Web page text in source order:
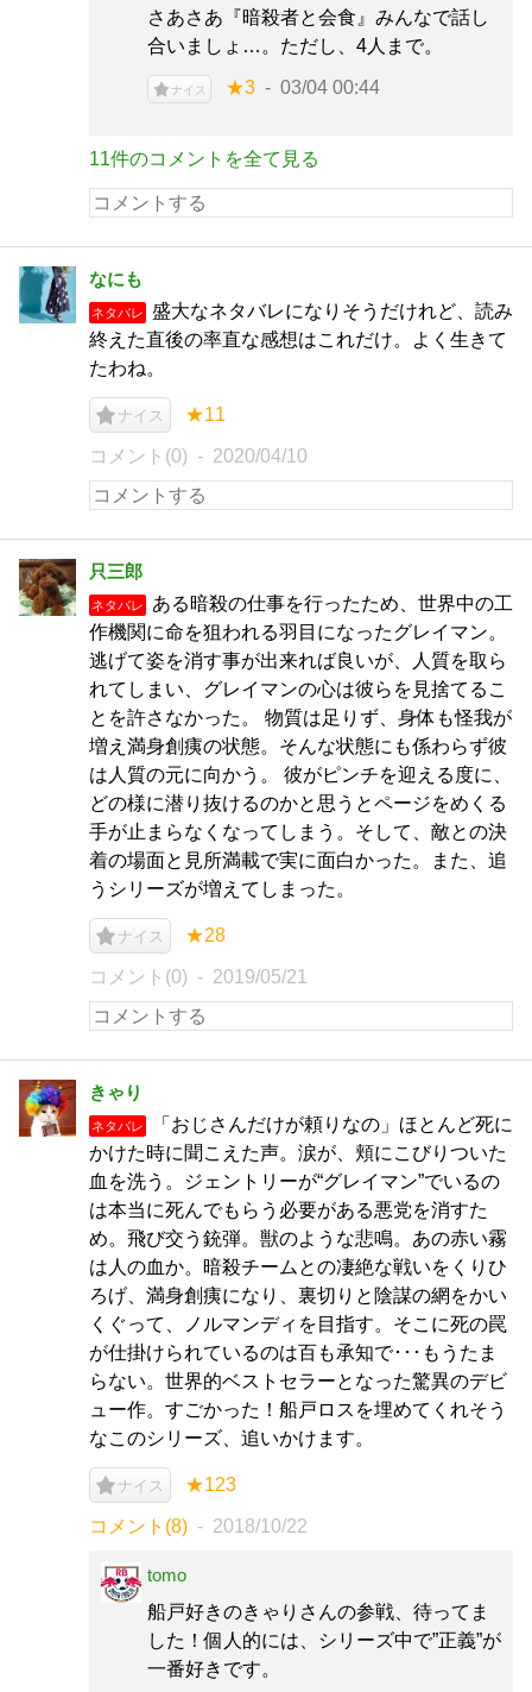
さあさあ『暗殺者と会食』みんなで話し
合いましょ…。ただし、4人まで。
ナイス ★3 03/04 00:44
11件のコメントを全て見る
なにも
ネタバレ
盛大なネタバレになりそうだけれど、読み
終えた直後の率直な感想はこれだけ。よく生きて
たわね。
ナイス ★11
コメント(0) 2020/04/10
只三郎
ネタバレ
ある暗殺の仕事を行ったため、世界中の工
作機関に命を狙われる羽目になったグレイマン。
逃げて姿を消す事が出来れば良いが、人質を取ら
れてしまい、グレイマンの心は彼らを見捨てるこ
とを許さなかった。 物質は足りず、身体も怪我が
増え満身創痍の状態。そんな状態にも係わらず彼
は人質の元に向かう。 彼がピンチを迎える度に、
どの様に潜り抜けるのかと思うとページをめくる
手が止まらなくなってしまう。そして、敵との決
着の場面と見所満載で実に面白かった。また、追
うシリーズが増えてしまった。
ナイス ★28
コメント(0) 2019/05/21
きゃり
ネタバレ
「おじさんだけが頼りなの」ほとんど死に
かけた時に聞こえた声。涙が、頬にこびりついた
血を洗う。ジェントリーが“グレイマン”でいるの
は本当に死んでもらう必要がある悪党を消すた
め。飛び交う銃弾。獣のような悲鳴。あの赤い霧
は人の血か。暗殺チームとの凄絶な戦いをくりひ
ろげ、満身創痍になり、裏切りと陰謀の網をかい
くぐって、ノルマンディを目指す。そこに死の罠
が仕掛けられているのは百も承知で･･･もうたま
らない。世界的ベストセラーとなった驚異のデビ
ュー作。すごかった！船戸ロスを埋めてくれそう
なこのシリーズ、追いかけます。
ナイス ★123
コメント(8) 2018/10/22
tomo
船戸好きのきゃりさんの参戦、待ってま
した！個人的には、シリーズ中で”正義”が
一番好きです。